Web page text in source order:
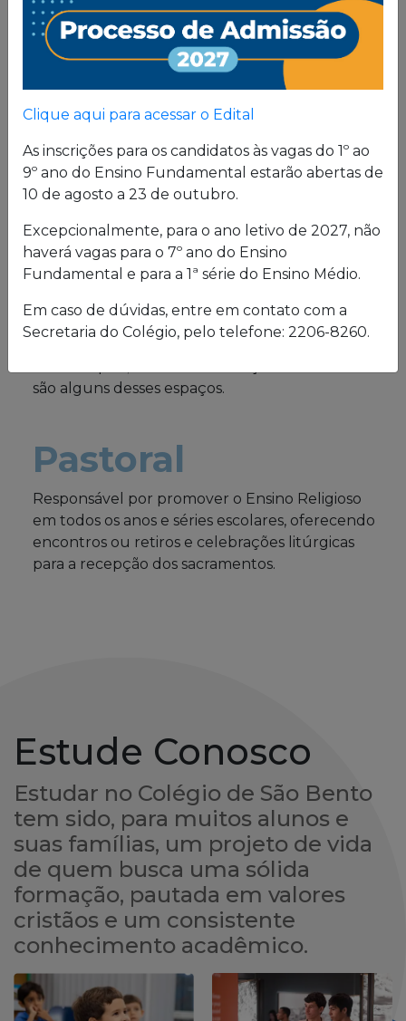
Proposta
Pedagógica
formação, pautada em valores cristãos e um
consistente conhecimento acadêmico.
Estrutura física
O Colégio oferece uma excelente estrutura para
atender a seus alunos em período integral.
Laboratórios de Química, Física e Biologia; salas
de leitura e de grupo; biblioteca; cybersala;
auditórios; complexo esportivo; piscina
são alguns desses espaços.
Pastoral
Responsável por promover o Ensino Religioso
em todos os anos e séries escolares, oferecendo
encontros ou retiros e celebrações litúrgicas
para a recepção dos sacramentos.
Estude Conosco
Estudar no Colégio de São Bento
tem sido, para muitos alunos e
suas famílias, um projeto de vida
de quem busca uma sólida
formação, pautada em valores
cristãos e um consistente
conhecimento acadêmico.
Clique aqui para acessar o Edital
As inscrições para os candidatos às vagas do 1º ao
9º ano do Ensino Fundamental estarão abertas de
10 de agosto a 23 de outubro.
Excepcionalmente, para o ano letivo de 2027, não
haverá vagas para o 7º ano do Ensino
Fundamental e para a 1ª série do Ensino Médio.
Em caso de dúvidas, entre em contato com a
Secretaria do Colégio, pelo telefone: 2206-8260.